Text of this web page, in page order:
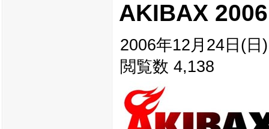
AKIBAX 2006
2006年12月24日(日
閲覧数 4,138